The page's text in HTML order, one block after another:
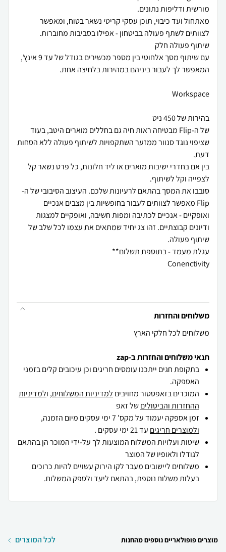
מאתחול ועד כיבוי, תוכן עסקי קריטי נשאר בטוח, ומאפשר
עם שיתוף מסך אלחוטי בין מספר מכשירים בגודל של עד 9 אינץ',
של ה-Flip מבטיחה ראות חיה גם בחללים מוארים היטב, בעוד
שציפוי נוגד סנוור ממזער השתקפויות לשיתוף פעולה ללא הסחות
בין אם בחדרי ישיבות מוארים או ליד חלונות, כל פרט נשאר קל
סובבו את המסך בהתאם לרעיונות שלכם. העיצוב הסיבובי של ה-
Flip מאפשר לצוותים לעבור בחופשיות בין מצבים אנכיים
ואופקיים - אנכיים לכתיבה ומפות חשיבה, ואופקיים למצגות
ודיונים קבוצתיים. זהו צג יחיד שמתאים את עצמו לכל שלב של
משלוחים והחזרות
משלוחים לכל חלקי הארץ
תנאי משלוחים והחזרות ב-zap
בתקופת חגים ייתכנו עומסים חריגים וכן עיכובים קלים בזמני
האספקה.
המוכרים בזאפסטור מחויבים למדיניות המשלוחים, ולמדיניות
ההחזרות והביטוליםשל זאפ
זמן אספקה יעמוד על מקס' 7 ימי עסקים מיום הזמנה,
ולמוצרים חריגים עד 21 ימי עסקים .
שיטות ועלויות המשלוח המוצעות לך על-ידי המוכר הן בהתאם
לגודלו ולאופיו של המוצר
משלוחים ליישובים מעבר לקו הירוק עשויים להיות כרוכים
בעלות משלוח נוספת, בהתאם ליעד ולספק המשלוח.
מוצרים פופולאריים נוספים מהחנות לכל המוצרים